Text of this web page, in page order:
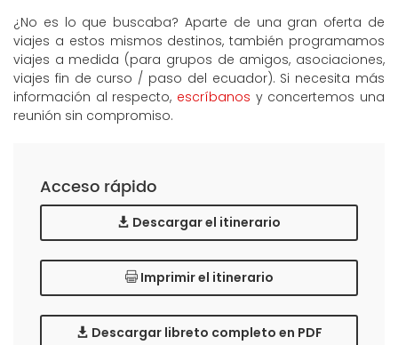
¿No es lo que buscaba? Aparte de una gran oferta de
viajes a estos mismos destinos, también programamos
viajes a medida (para grupos de amigos, asociaciones,
viajes fin de curso / paso del ecuador). Si necesita más
información al respecto, escríbanos y concertemos una
reunión sin compromiso.
Acceso rápido
Descargar el itinerario
Imprimir el itinerario
Descargar libreto completo en PDF